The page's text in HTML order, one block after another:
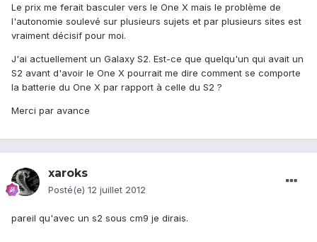
Le prix me ferait basculer vers le One X mais le problème de
l'autonomie soulevé sur plusieurs sujets et par plusieurs sites est
vraiment décisif pour moi.
J'ai actuellement un Galaxy S2. Est-ce que quelqu'un qui avait un
S2 avant d'avoir le One X pourrait me dire comment se comporte
la batterie du One X par rapport à celle du S2 ?
Merci par avance
xaroks
Posté(e) 12 juillet 2012
pareil qu'avec un s2 sous cm9 je dirais.